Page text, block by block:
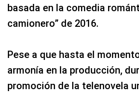
basada en la comedia
camionero” de 2016.
Pese a que hasta el
armonía en la producción,
promoción de la telenovela